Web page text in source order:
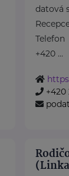
datová
Telefon
+420 ...
+420